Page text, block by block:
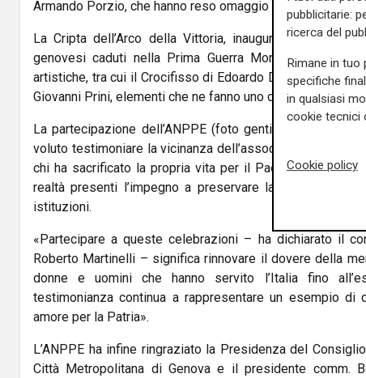
Armando Porzio, che hanno reso omaggio ai Caduti con il
La Cripta dell’Arco della Vittoria, inaugurata nel 1931,
genovesi caduti nella Prima Guerra Mondiale ed è
artistiche, tra cui il Crocifisso di Edoardo De Albertis e il
Giovanni Prini, elementi che ne fanno uno dei principali
La partecipazione dell’ANPPE (foto gentilmente
voluto testimoniare la vicinanza dell’associazione alle
chi ha sacrificato la propria vita per il Paese,
realtà presenti l’impegno a preservare la memoria
istituzioni.
«Partecipare a queste celebrazioni – ha dichiarato il
Roberto Martinelli – significa rinnovare il dovere della
donne e uomini che hanno servito l’Italia fino
testimonianza continua a rappresentare un esempio di
amore per la Patria».
L’ANPPE ha infine ringraziato la Presidenza del
Città Metropolitana di Genova e il presidente comm.
pubblicitarie:
ricerca del
Rimane in
specifiche
in qualsiasi
cookie tecnici
Cookie policy